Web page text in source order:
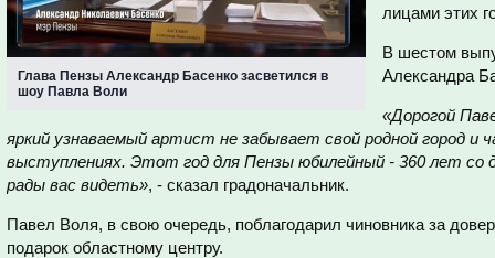
Глава Пензы Александр Басенко засветился в
шоу Павла Воли
лицами этих
В шестом
Александра
«Дорогой
яркий узнаваемый артист не забывает свой родной город и
выступлениях. Этот год для Пензы юбилейный - 360 лет со
рады вас видеть», - сказал градоначальник.
Павел Воля, в свою очередь, поблагодарил чиновника за
подарок областному центру.